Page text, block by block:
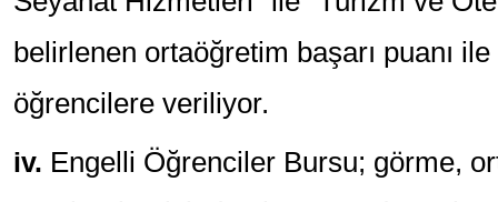
belirlenen ortaöğretim başarı puanı
öğrencilere veriliyor.
iv. Engelli Öğrenciler Bursu; görme,